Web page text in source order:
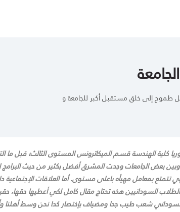
طموح إلى خلق مستقبل أكبر للجامعة و
كلية الهندسة قسم الميكاترونس المستوى الثالث؛ قبل ما
بعض الجامعات وجدت المشرق أفضل بكثير من حيث البرامج
تتمتع بمعامل مهيأه باعلى مستوى. أما العلاقات الإجتماعية
السودانيين هذه تحتاج مقال كامل لكي أعطيها حقها،
شعب طيب جدا ومضياف بإختصار كدا نحن وسط أهلنا